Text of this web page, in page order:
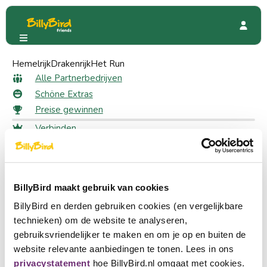
BillyBird maakt gebruik van cookies
BillyBird en derden gebruiken cookies (en vergelijkbare
technieken) om de website te analyseren,
gebruiksvriendelijker te maken en om je op en buiten de
website relevante aanbiedingen te tonen. Lees in ons
privacystatement hoe BillyBird.nl omgaat met cookies.
HemelrijkDrakenrijkHet Run
Alle Partnerbedrijven
Schöne Extras
Preise gewinnen
Verbinden
Anmeldung
Wählen Sie eine Sprache
Nederlands
English
Deutsch
Ein Partner werden
Familierestaurant Fabula
Kostenlose Rakete
Kostenlose Rakete als Mitglied
20 likes
Melden Sie sich an, um Ihren Rabatt zu erhalten
Melden Sie sich an
Erleben Sie einen schönen Familientag im
Familienrestaurant Fabula. Genießen Sie eine umfangreiche
Speisekarte mit Pfannkuchen, Grillgerichten, Salaten und